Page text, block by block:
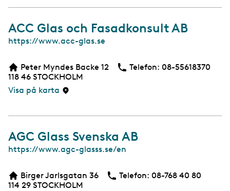
ACC Glas och Fasadkonsult AB
W
b
s
i
https://www.acc-glas.se
Peter Myndes Backe 12
118 46 STOCKHOLM
Visa på karta
Telefon: Telefon
08-55618370
AGC Glass Svenska AB
W
b
s
https://www.agc-glasss.se/en
Birger Jarlsgatan 36
114 29 STOCKHOLM
Telefon: Telefon
08-768 40 80